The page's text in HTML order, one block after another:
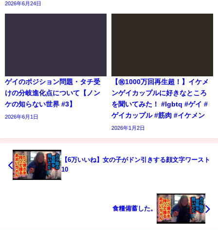
2026年6月24日
ゲイのポジション問題・タチ受
けの分岐進化点について【ノン
ケの知らない世界 #3】
2026年6月1日
【㊗️1000万回再生超！】イケメ
ンゲイカップルに好きなところ
を聞いてみた！ #lgbtq #ゲイ #
ゲイカップル #筋肉 #イケメン
2026年1月2日
【6万いいね】女の子がドン引きする顔文字ワースト
10
食糧備蓄した。